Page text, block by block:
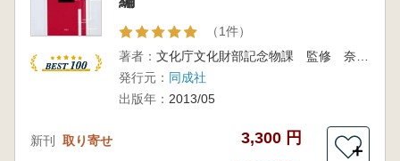
（1件）
著者：
発行元： 同成社
出版年： 2013/05
新刊 取り寄せ 3,300 円
＋